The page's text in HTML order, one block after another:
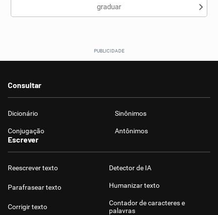
graduar
Consultar
Dicionário Sinônimos
Conjugação Antônimos
Escrever
Reescrever texto
Parafrasear texto
Corrigir texto
Detector de IA
Humanizar texto
Contador de caracteres e
palavras